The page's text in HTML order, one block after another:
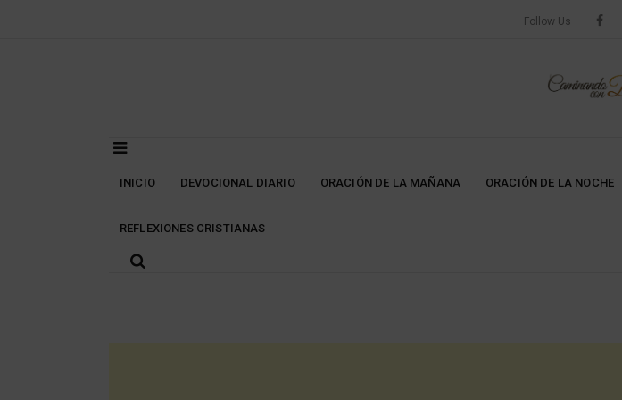
Follow Us
INICIO DEVOCIONAL DIARIO ORACIÓN DE LA MAÑANA ORACIÓN DE LA NOCHE
REFLEXIONES CRISTIANAS